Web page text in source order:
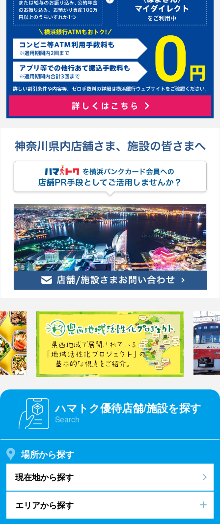
ハマトク優待店舗/施設を探す
Search
場所から探す
現在地から探す
エリアから探す